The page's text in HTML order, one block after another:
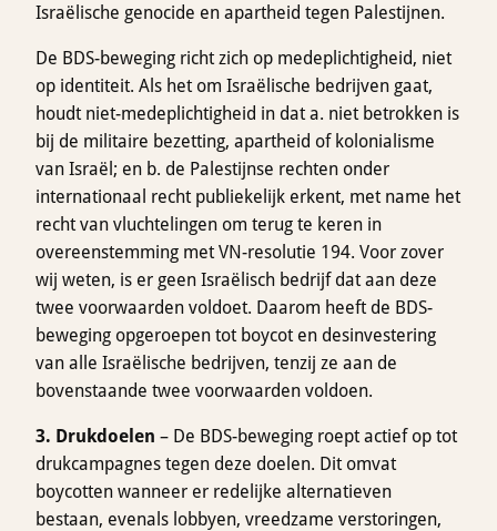
Israëlische genocide en apartheid tegen Palestijnen.
De BDS-beweging richt zich op medeplichtigheid, niet
op identiteit. Als het om Israëlische bedrijven gaat,
houdt niet-medeplichtigheid in dat a. niet betrokken is
bij de militaire bezetting, apartheid of kolonialisme
van Israël; en b. de Palestijnse rechten onder
internationaal recht publiekelijk erkent, met name het
recht van vluchtelingen om terug te keren in
overeenstemming met VN-resolutie 194. Voor zover
wij weten, is er geen Israëlisch bedrijf dat aan deze
twee voorwaarden voldoet. Daarom heeft de BDS-
beweging opgeroepen tot boycot en desinvestering
van alle Israëlische bedrijven, tenzij ze aan de
bovenstaande twee voorwaarden voldoen.
3. Drukdoelen – De BDS-beweging roept actief op tot
drukcampagnes tegen deze doelen. Dit omvat
boycotten wanneer er redelijke alternatieven
bestaan, evenals lobbyen, vreedzame verstoringen,